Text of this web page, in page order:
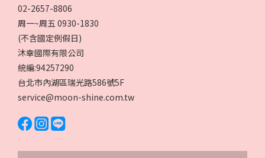
02-2657-8806
周一~周五 0930-1830
(不含國定例假日)
沐幸國際有限公司
統編:94257290
台北市內湖區瑞光路586號5F
service@moon-shine.com.tw